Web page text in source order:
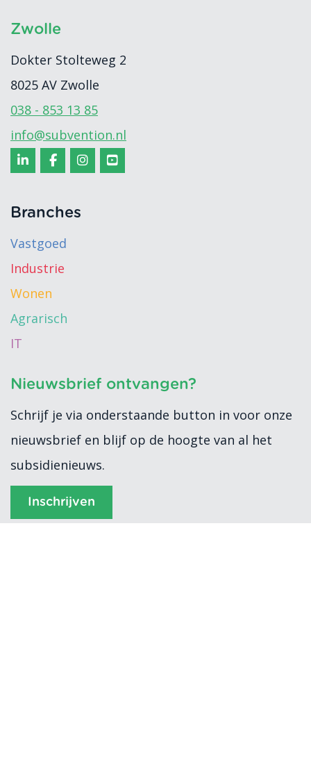
Zwolle
Dokter Stolteweg 2
8025 AV Zwolle
038 - 853 13 85
info@subvention.nl
Branches
Vastgoed
Industrie
Wonen
Agrarisch
IT
Nieuwsbrief ontvangen?
Schrijf je via onderstaande button in voor onze
nieuwsbrief en blijf op de hoogte van al het
subsidienieuws.
Inschrijven